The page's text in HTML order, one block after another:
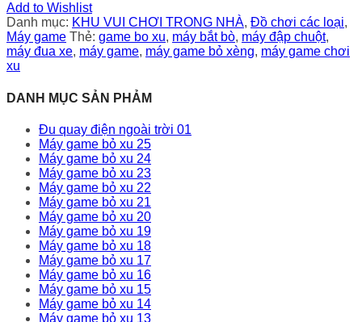
Add to Wishlist
Danh mục: KHU VUI CHƠI TRONG NHÀ, Đồ chơi các loại,
Máy game Thẻ: game bo xu, máy bắt bò, máy đập chuột,
máy đua xe, máy game, máy game bỏ xèng, máy game chơi
xu
DANH MỤC SẢN PHẢM
Đu quay điện ngoài trời 01
Máy game bỏ xu 25
Máy game bỏ xu 24
Máy game bỏ xu 23
Máy game bỏ xu 22
Máy game bỏ xu 21
Máy game bỏ xu 20
Máy game bỏ xu 19
Máy game bỏ xu 18
Máy game bỏ xu 17
Máy game bỏ xu 16
Máy game bỏ xu 15
Máy game bỏ xu 14
Máy game bỏ xu 13